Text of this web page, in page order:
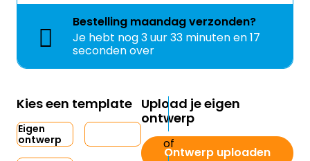
Bestelling maandagverzonden?
Je hebt nog3 uur 33 minuten en 17
seconden over
Kies een template
Eigen
ontwerp
Upload je eigen
ontwerp
Ontwerp uploaden